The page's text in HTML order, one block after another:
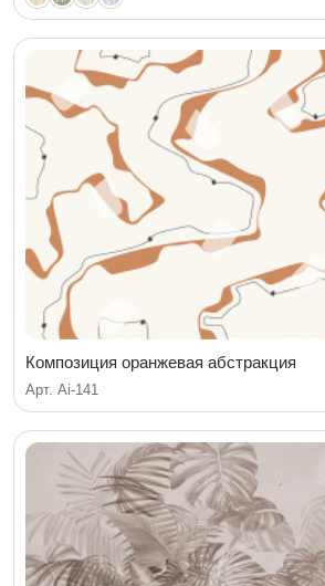
Композиция оранжевая абстракция
Арт. Ai-141